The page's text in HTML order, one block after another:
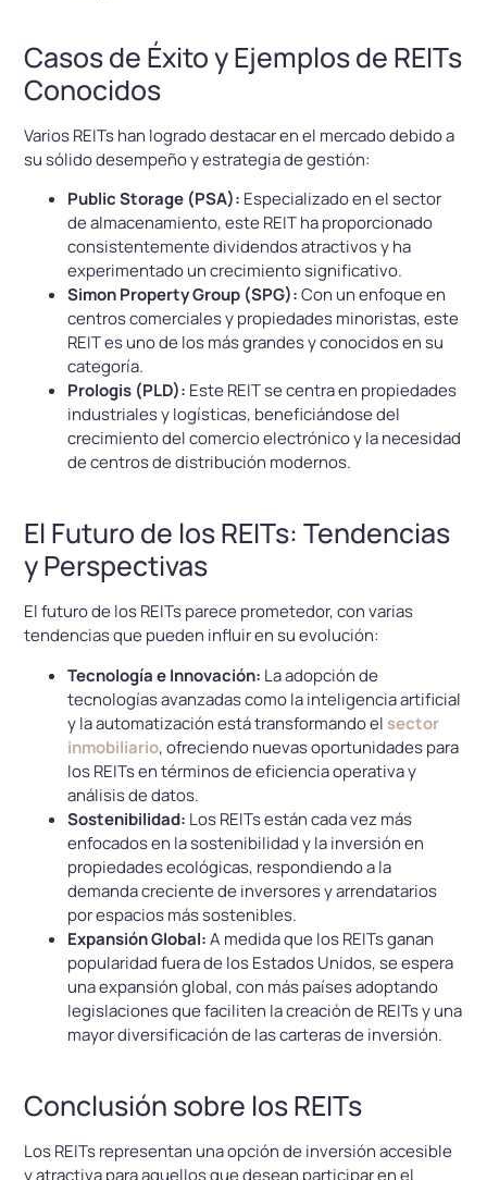
Casos de Éxito y Ejemplos de REITs
Conocidos
Varios REITs han logrado destacar en el mercado debido a
su sólido desempeño y estrategia de gestión:
Public Storage (PSA): Especializado en el sector
de almacenamiento, este REIT ha proporcionado
consistentemente dividendos atractivos y ha
experimentado un crecimiento significativo.
Simon Property Group (SPG):Con un enfoque en
centros comerciales y propiedades minoristas, este
REIT es uno de los más grandes y conocidos en su
categoría.
Prologis (PLD): Este REIT se centra en propiedades
industriales y logísticas, beneficiándose del
crecimiento del comercio electrónico y la necesidad
de centros de distribución modernos.
El Futuro de los REITs: Tendencias
y Perspectivas
El futuro de los REITs parece prometedor, con varias
tendencias que pueden influir en su evolución:
Tecnología e Innovación: La adopción de
tecnologías avanzadas como la inteligencia artificial
y la automatización está transformando el sector
inmobiliario, ofreciendo nuevas oportunidades para
los REITs en términos de eficiencia operativa y
análisis de datos.
Sostenibilidad: Los REITs están cada vez más
enfocados en la sostenibilidad y la inversión en
propiedades ecológicas, respondiendo a la
demanda creciente de inversores y arrendatarios
por espacios más sostenibles.
Expansión Global:A medida que los REITs ganan
popularidad fuera de los Estados Unidos, se espera
una expansión global, con más países adoptando
legislaciones que faciliten la creación de REITs y una
mayor diversificación de las carteras de inversión.
Conclusión sobre los REITs
Los REITs representan una opción de inversión accesible
y atractiva para aquellos que desean participar en el